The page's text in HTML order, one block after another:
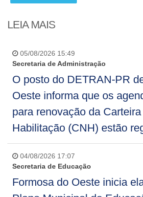
LEIA MAIS
05/08/2026 15:49
Secretaria de Administração
O posto do DETRAN-PR
Oeste informa que os
para renovação da
Habilitação (CNH) estão
04/08/2026 17:07
Secretaria de Educação
Formosa do Oeste inicia